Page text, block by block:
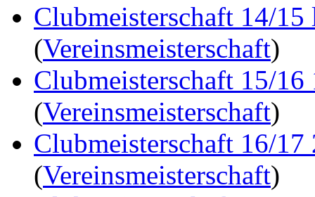
Clubmeisterschaft 14/15
(Vereinsmeisterschaft)
Clubmeisterschaft 15/16
(Vereinsmeisterschaft)
Clubmeisterschaft 16/17
(Vereinsmeisterschaft)